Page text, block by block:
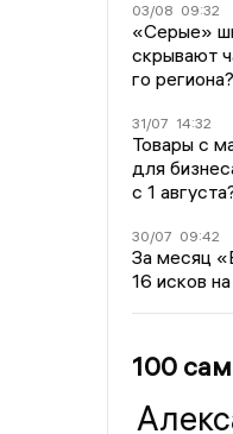
03/08 09:32
«Серые»
скрывают
го региона?
31/07 14:32
Товары с
для
с 1
30/07 09:42
За месяц
16 исков
100